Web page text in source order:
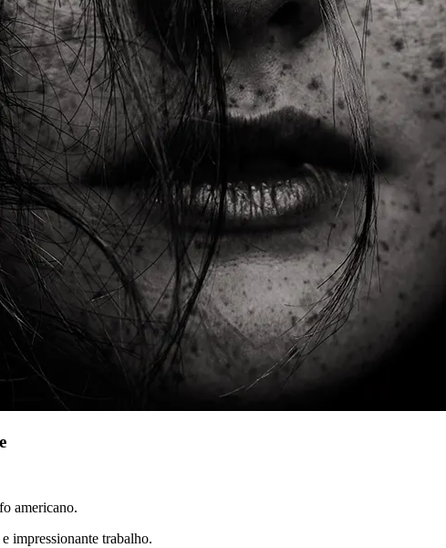
americano.
impressionante trabalho.